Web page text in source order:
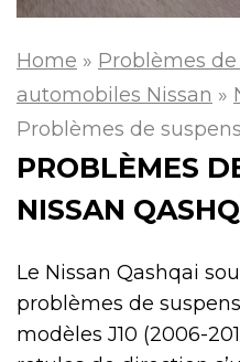
Home » Problèmes
automobiles Nissan »
Problèmes de
PROBLÈMES
NISSAN
Le Nissan Qashqai
problèmes de
modèles J10 (2006-